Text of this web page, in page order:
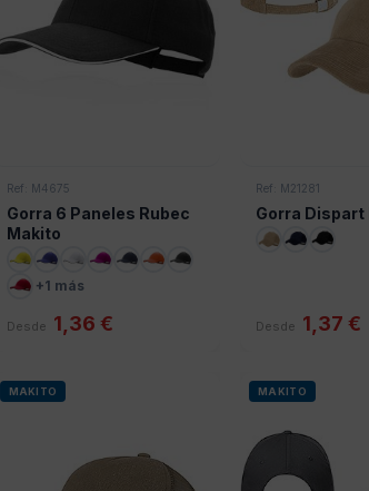
Ref: M4675
Gorra 6 Paneles Rubec
Makito
+1 más
Desde 1,36 €
Ref: M21281
Gorra Dispart
Desde 1,37 €
MAKITO MAKITO